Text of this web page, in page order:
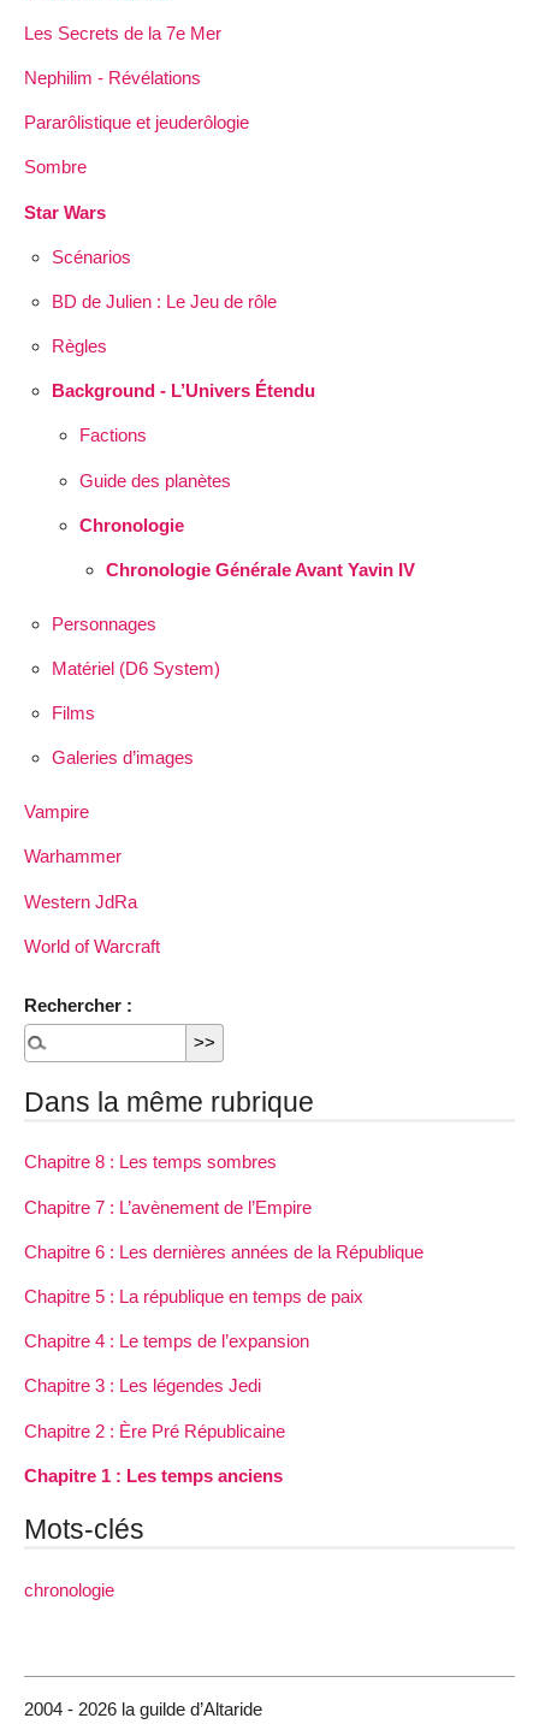
Les Secrets de la 7e Mer
Nephilim - Révélations
Pararôlistique et jeuderôlogie
Sombre
Star Wars
Scénarios
BD de Julien : Le Jeu de rôle
Règles
Background - L’Univers Étendu
Factions
Guide des planètes
Chronologie
Chronologie Générale Avant Yavin IV
Personnages
Matériel (D6 System)
Films
Galeries d’images
Vampire
Warhammer
Western JdRa
World of Warcraft
Rechercher :
Dans la même rubrique
Chapitre 8 : Les temps sombres
Chapitre 7 : L’avènement de l’Empire
Chapitre 6 : Les dernières années de la République
Chapitre 5 : La république en temps de paix
Chapitre 4 : Le temps de l’expansion
Chapitre 3 : Les légendes Jedi
Chapitre 2 : Ère Pré Républicaine
Chapitre 1 : Les temps anciens
Mots-clés
chronologie
2004 - 2026 la guilde d’Altaride